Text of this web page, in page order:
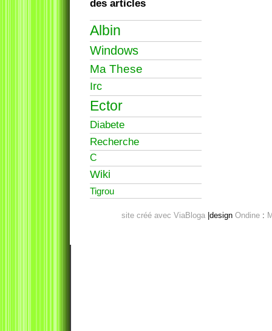
des articles
Albin
Windows
Ma These
Irc
Ector
Diabete
Recherche
C
Wiki
Tigrou
site créé avec ViaBloga|design Ondine: